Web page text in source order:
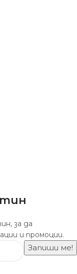
за да
и промоции.